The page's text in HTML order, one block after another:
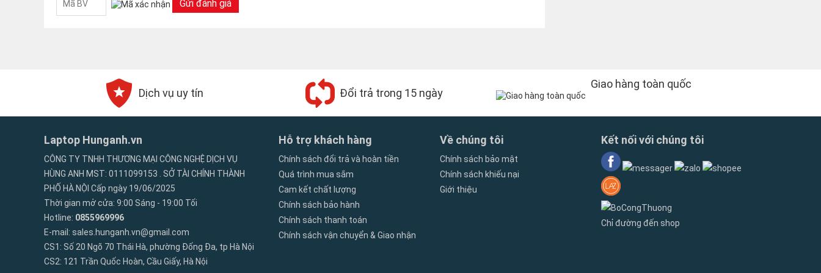
Gửi đánh giá
Dịch vụ uy tín Đổi trả trong 15 ngày
Giao hàng toàn quốc
Laptop Hunganh.vn
CÔNG TY TNHH THƯƠNG MẠI CÔNG NGHỆ DỊCH VỤ
HÙNG ANH MST: 0111099153 . SỞ TÀI CHÍNH THÀNH
PHỐ HÀ NỘI Cấp ngày 19/06/2025
Thời gian mở cửa: 9:00 Sáng - 19:00 Tối
Hotline: 0855969996
E-mail: sales.hunganh.vn@gmail.com
CS1: Số 20 Ngõ 70 Thái Hà, phường Đống Đa, tp Hà Nội
CS2: 121 Trần Quốc Hoàn, Cầu Giấy, Hà Nội
Hỗ trợ khách hàng
Chính sách đổi trả và hoàn tiền
Quá trình mua sắm
Cam kết chất lượng
Chính sách bảo hành
Chính sách thanh toán
Chính sách vận chuyển & Giao nhận
Về chúng tôi
Chính sách bảo mật
Chính sách khiếu nại
Giới thiệu
Kết nối với chúng tôi
Chỉ đường đến shop